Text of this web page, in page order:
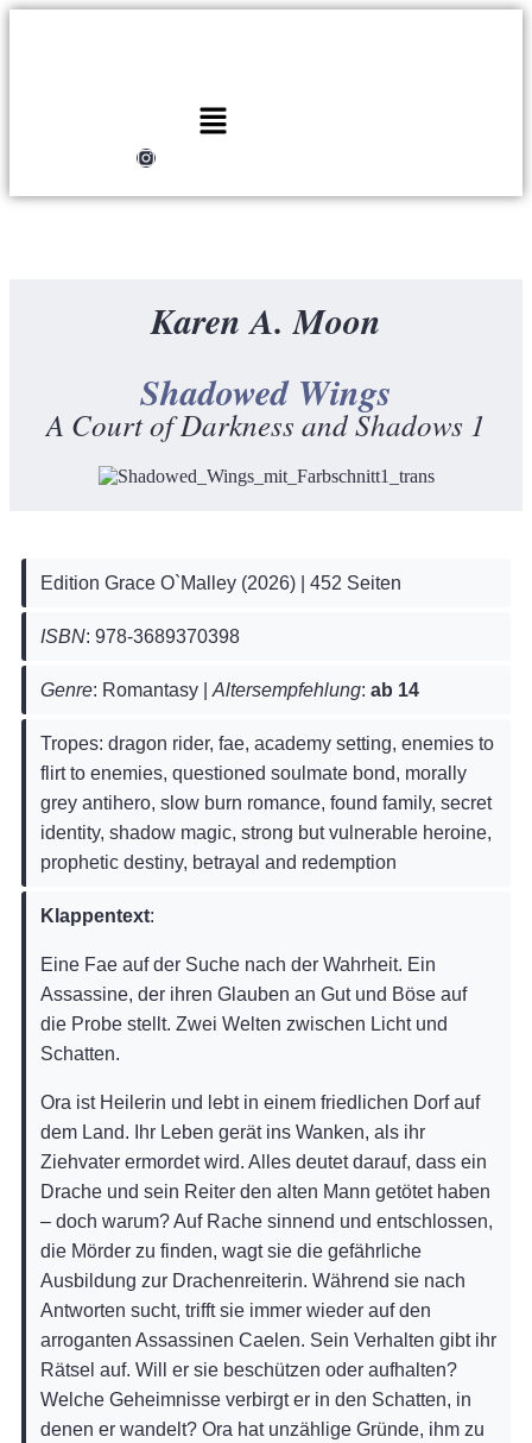
Karen A. Moon
Shadowed Wings
A Court of Darkness and Shadows 1
Edition Grace O`Malley (2026) | 452 Seiten
ISBN: 978-3689370398
Genre: Romantasy | Altersempfehlung: ab 14
Tropes: dragon rider, fae, academy setting, enemies to
flirt to enemies, questioned soulmate bond, morally
grey antihero, slow burn romance, found family, secret
identity, shadow magic, strong but vulnerable heroine,
prophetic destiny, betrayal and redemption
Klappentext:
Eine Fae auf der Suche nach der Wahrheit. Ein
Assassine, der ihren Glauben an Gut und Böse auf
die Probe stellt. Zwei Welten zwischen Licht und
Schatten.
Ora ist Heilerin und lebt in einem friedlichen Dorf auf
dem Land. Ihr Leben gerät ins Wanken, als ihr
Ziehvater ermordet wird. Alles deutet darauf, dass ein
Drache und sein Reiter den alten Mann getötet haben
– doch warum? Auf Rache sinnend und entschlossen,
die Mörder zu finden, wagt sie die gefährliche
Ausbildung zur Drachenreiterin. Während sie nach
Antworten sucht, trifft sie immer wieder auf den
arroganten Assassinen Caelen. Sein Verhalten gibt ihr
Rätsel auf. Will er sie beschützen oder aufhalten?
Welche Geheimnisse verbirgt er in den Schatten, in
denen er wandelt? Ora hat unzählige Gründe, ihm zu